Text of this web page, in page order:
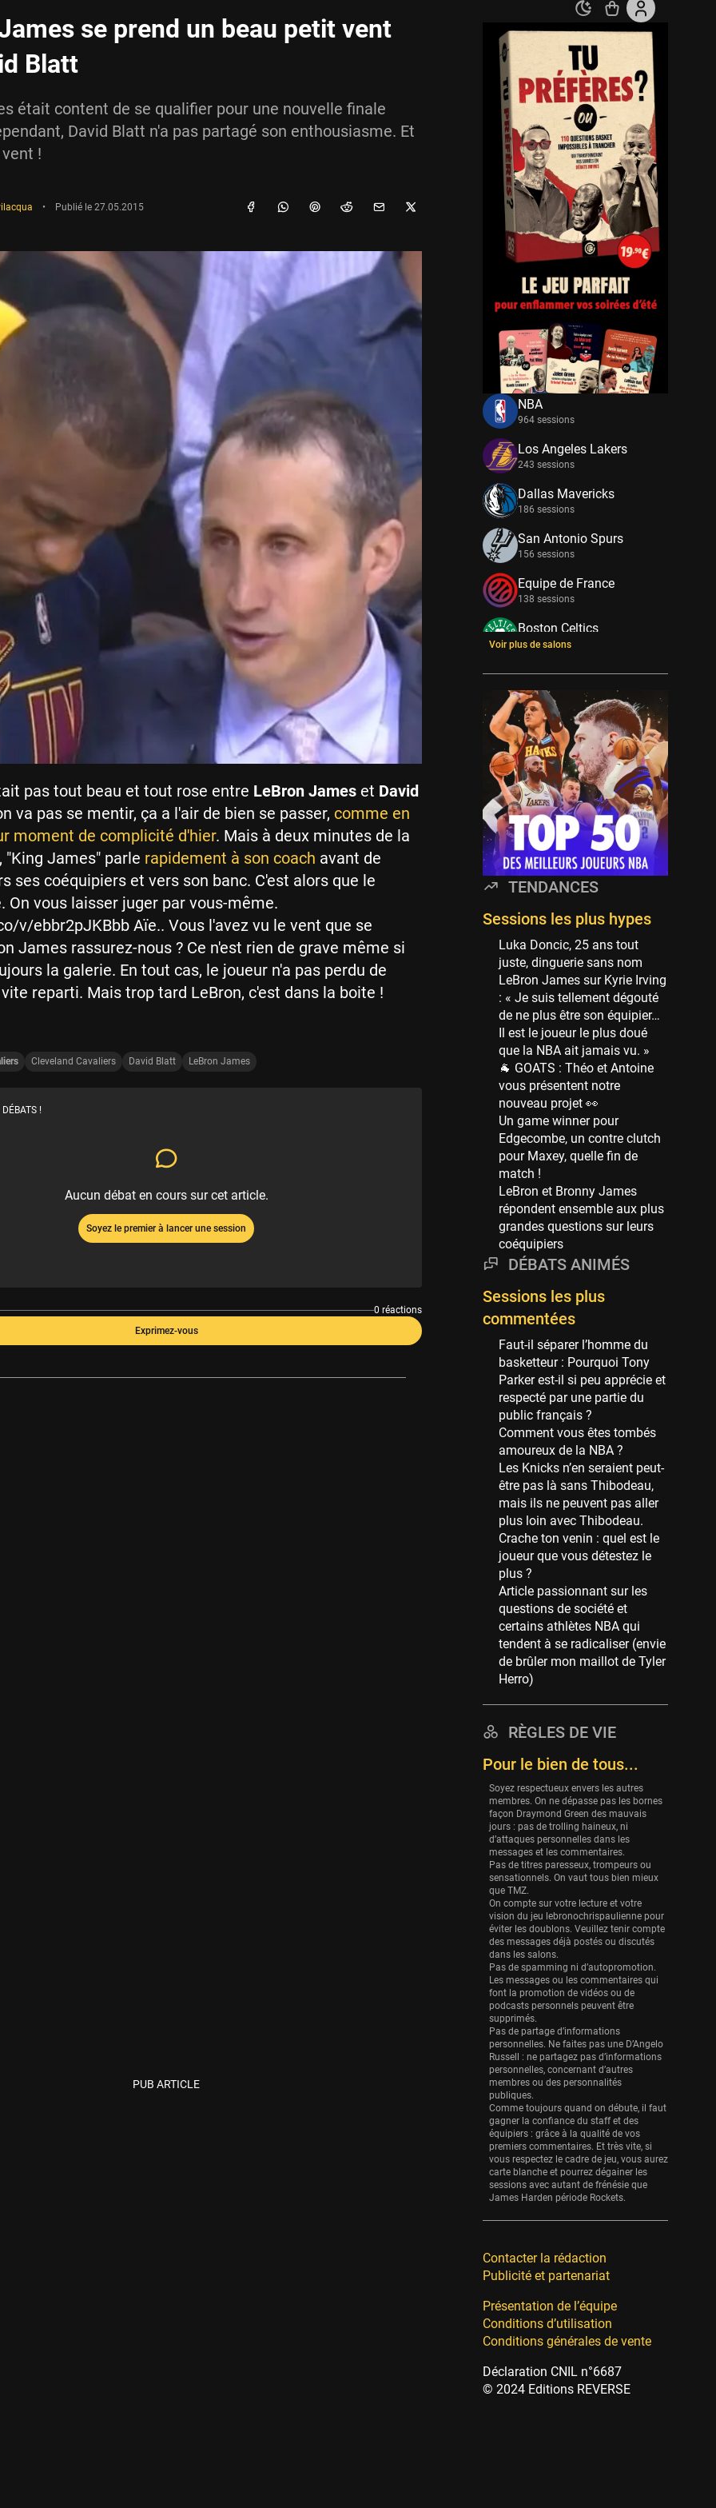
se prend un beau petit vent
Blatt
était content de se qualifier pour une nouvelle finale
David Blatt n'a pas partagé son enthousiasme. Et
!
• Publié le 27.05.2015
pas tout beau et tout rose entre LeBron James et David
va pas se mentir, ça a l'air de bien se passer, comme en
moment de complicité d'hier. Mais à deux minutes de la
"King James" parle rapidement à son coach avant de
ses coéquipiers et vers son banc. C'est alors que le
On vous laisser juger par vous-même.
v/ebbr2pJKBbb Aïe.. Vous l'avez vu le vent que se
James rassurez-nous ? Ce n'est rien de grave même si
la galerie. En tout cas, le joueur n'a pas perdu de
reparti. Mais trop tard LeBron, c'est dans la boite !
Cleveland Cavaliers David Blatt LeBron James
!
Aucun débat en cours sur cet article.
Soyez le premier à lancer une session
0 réactions
Exprimez-vous
PUB ARTICLE
NBA
964 sessions
Los Angeles Lakers
243 sessions
Dallas Mavericks
186 sessions
San Antonio Spurs
156 sessions
Equipe de France
138 sessions
Boston Celtics
133 sessions
New York Knicks
114 sessions
Minnesota Timberwolves
114 sessions
Golden State Warriors
113 sessions
Denver Nuggets
106 sessions
WNBA
97 sessions
Philadelphia Sixers
89 sessions
Milwaukee Bucks
82 sessions
Hoop Culture
73 sessions
Oklahoma City Thunder
69 sessions
Phoenix Suns
69 sessions
Miami Heat
63 sessions
Los Angeles Clippers
61 sessions
Indiana Pacers
53 sessions
New Orleans Pelicans
53 sessions
Jeux Olympiques
52 sessions
Atlanta Hawks
45 sessions
Chicago Bulls
41 sessions
Memphis Grizzlies
39 sessions
Cleveland Cavaliers
38 sessions
Orlando Magic
36 sessions
Euroleague
34 sessions
Charlotte Hornets
32 sessions
Houston Rockets
31 sessions
Washington Wizards
27 sessions
Eurobasket
25 sessions
Detroit Pistons
25 sessions
Brooklyn Nets
24 sessions
Sacramento Kings
24 sessions
Utah Jazz
22 sessions
Toronto Raptors
18 sessions
REVERSE
11 sessions
Bleues
0 sessions
Voir plus de salons
TENDANCES
Sessions les plus hypes
Luka Doncic, 25 ans tout
juste, dinguerie sans nom
LeBron James sur Kyrie Irving
: « Je suis tellement dégouté
de ne plus être son équipier…
Il est le joueur le plus doué
que la NBA ait jamais vu. »
🐐 GOATS : Théo et Antoine
vous présentent notre
nouveau projet 👀
Un game winner pour
Edgecombe, un contre clutch
pour Maxey, quelle fin de
match !
LeBron et Bronny James
répondent ensemble aux plus
grandes questions sur leurs
coéquipiers
DÉBATS ANIMÉS
Sessions les plus
commentées
Faut-il séparer l’homme du
basketteur : Pourquoi Tony
Parker est-il si peu apprécie et
respecté par une partie du
public français ?
Comment vous êtes tombés
amoureux de la NBA ?
Les Knicks n’en seraient peut-
être pas là sans Thibodeau,
mais ils ne peuvent pas aller
plus loin avec Thibodeau.
Crache ton venin : quel est le
joueur que vous détestez le
plus ?
Article passionnant sur les
questions de société et
certains athlètes NBA qui
tendent à se radicaliser (envie
de brûler mon maillot de Tyler
Herro)
RÈGLES DE VIE
Pour le bien de tous...
Soyez respectueux envers les autres
membres. On ne dépasse pas les bornes
façon Draymond Green des mauvais
jours : pas de trolling haineux, ni
d’attaques personnelles dans les
messages et les commentaires.
Pas de titres paresseux, trompeurs ou
sensationnels. On vaut tous bien mieux
que TMZ.
On compte sur votre lecture et votre
vision du jeu lebronochrispaulienne pour
éviter les doublons. Veuillez tenir compte
des messages déjà postés ou discutés
dans les salons.
Pas de spamming ni d’autopromotion.
Les messages ou les commentaires qui
font la promotion de vidéos ou de
podcasts personnels peuvent être
supprimés.
Pas de partage d’informations
personnelles. Ne faites pas une D’Angelo
Russell : ne partagez pas d’informations
personnelles, concernant d’autres
membres ou des personnalités
publiques.
Comme toujours quand on débute, il faut
gagner la confiance du staff et des
équipiers : grâce à la qualité de vos
premiers commentaires. Et très vite, si
vous respectez le cadre de jeu, vous aurez
carte blanche et pourrez dégainer les
sessions avec autant de frénésie que
James Harden période Rockets.
Contacter la rédaction
Publicité et partenariat
Présentation de l’équipe
Conditions d’utilisation
Conditions générales de vente
Déclaration CNIL n°6687
© 2024 Editions REVERSE